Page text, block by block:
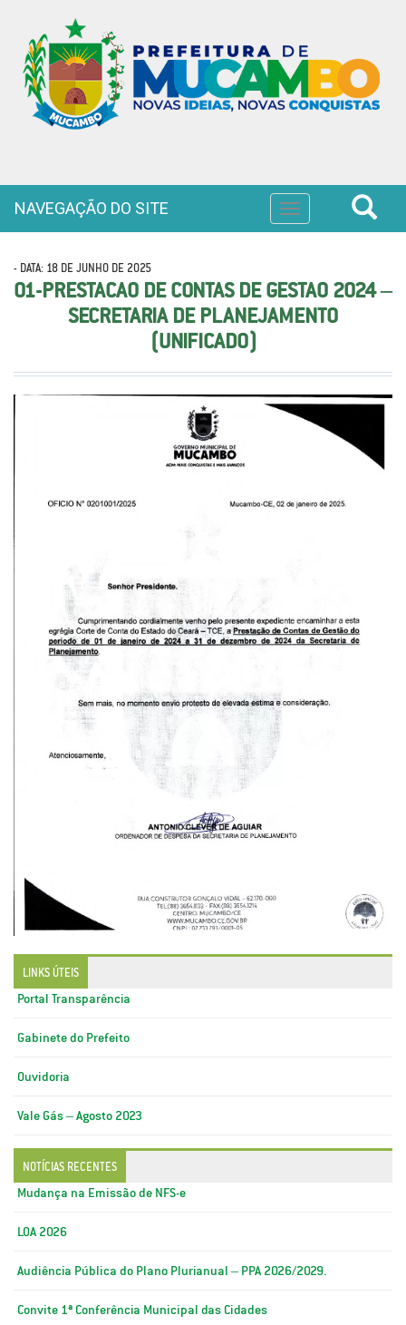
Toggle
navigation
NAVEGAÇÃO DO SITE
- DATA: 18 DE JUNHO DE 2025
01-PRESTACAO DE CONTAS DE GESTAO 2024 –
SECRETARIA DE PLANEJAMENTO
(UNIFICADO)
LINKS ÚTEIS
Portal Transparência
Gabinete do Prefeito
Ouvidoria
Vale Gás – Agosto 2023
NOTÍCIAS RECENTES
Mudança na Emissão de NFS-e
LOA 2026
Audiência Pública do Plano Plurianual – PPA 2026/2029.
Convite 1ª Conferência Municipal das Cidades